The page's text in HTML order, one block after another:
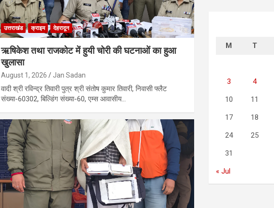
उत्तराखंड क्राइम देहरादून
ऋषिकेश तथा राजकोट में हुयी चोरी की घटनाओं का हुआ
खुलासा
August 1, 2026 Jan Sadan
वादी श्री रविन्द्र तिवारी पुत्र श्री संतोष कुमार तिवारी, निवासी फ्लैट
संख्या-60302, बिल्डिंग संख्या-60, एम्स आवासीय…
M T
3 4
10 11
17 18
24 25
31
« Jul